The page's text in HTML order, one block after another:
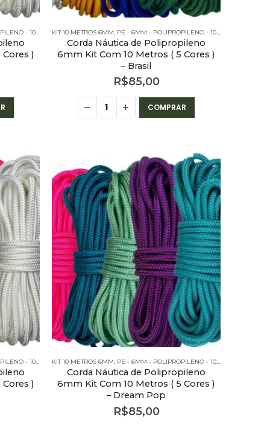
- 10 METROS ,PE - 6MM - POLIPROPILENO - KITS
)
KIT 10 METROS 6MM PE - 6MM - POLIPROPILENO - 10 METROS
Corda Náutica de Polipropileno
6mm Kit Com 10 Metros ( 5 Cores )
– Brasil
R$85,00
COMPRAR
- 10 METROS ,PE - 6MM - POLIPROPILENO - KITS
)
KIT 10 METROS 6MM, PE - 6MM - POLIPROPILENO - 10 METROS
Corda Náutica de Polipropileno
6mm Kit Com 10 Metros ( 5 Cores )
– Dream Pop
R$85,00